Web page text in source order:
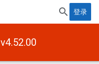
登录
v4.52.00